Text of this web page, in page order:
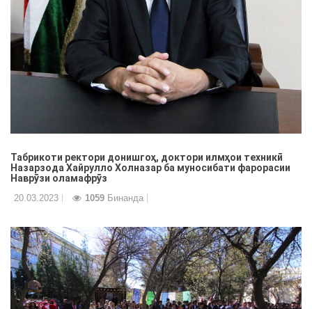
Табрикоти ректори донишгоҳ, доктори илмҳои техникӣ
Назарзода Хайрулло Холназар ба муносибати фарорасии
Наврӯзи оламафрӯз
20.03.2023 1059 Бинанда